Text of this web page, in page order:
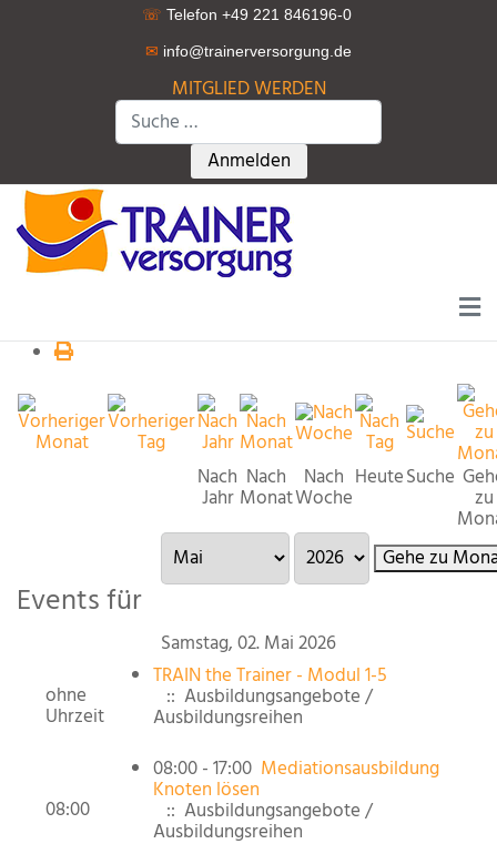
☏ Telefon +49 221 846196-0
✉ info@trainerversorgung.de
MITGLIED WERDEN
Suchen
Type 2 or more characters for
Anmelden
Nach
Jahr
Nach
Monat
Nach
Woche
HeuteSuche
zu
Gehe zu
Events für
Samstag, 02. Mai 2026
ohne
Uhrzeit
TRAIN the Trainer - Modul 1-5
:: Ausbildungsangebote /
Ausbildungsreihen
08:00
08:00 - 17:00 Mediationsausbildung
Knoten lösen
:: Ausbildungsangebote /
Ausbildungsreihen